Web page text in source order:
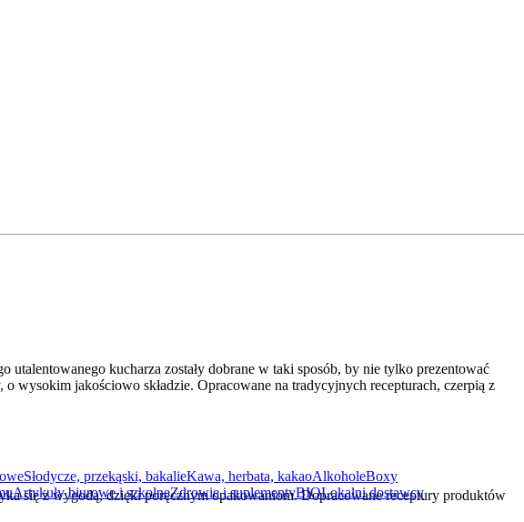
Słodycze, przekąski, bakalieKawa, herbata, kakaoAlkoholeBoxy
Artykuły biurowe i szkolneZdrowie i suplementyBIOLokalni dostawcy
kucharza zostały dobrane w taki sposób, by nie tylko prezentować
wysokim jakościowo składzie. Opracowane na tradycyjnych recepturach, czerpią z
się z wygodą, dzięki poręcznym opakowaniom. Dopracowane receptury produktów